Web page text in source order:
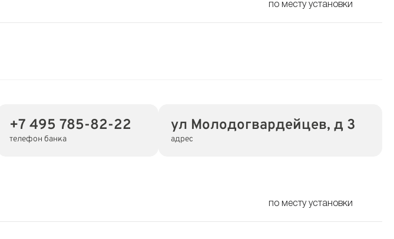
по месту установки
+7 495 785-82-22
телефон банка
ул Молодогвардейцев, д 3
адрес
по месту установки